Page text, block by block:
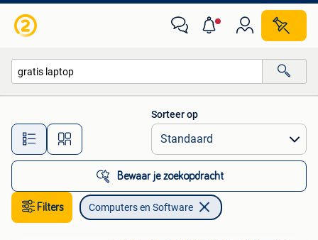
Alle afstanden…
Sorteer op
Bewaar je zoekopdracht
Filters Computers en Software